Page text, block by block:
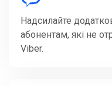
Надсилайте
абонентам, які не
Viber.